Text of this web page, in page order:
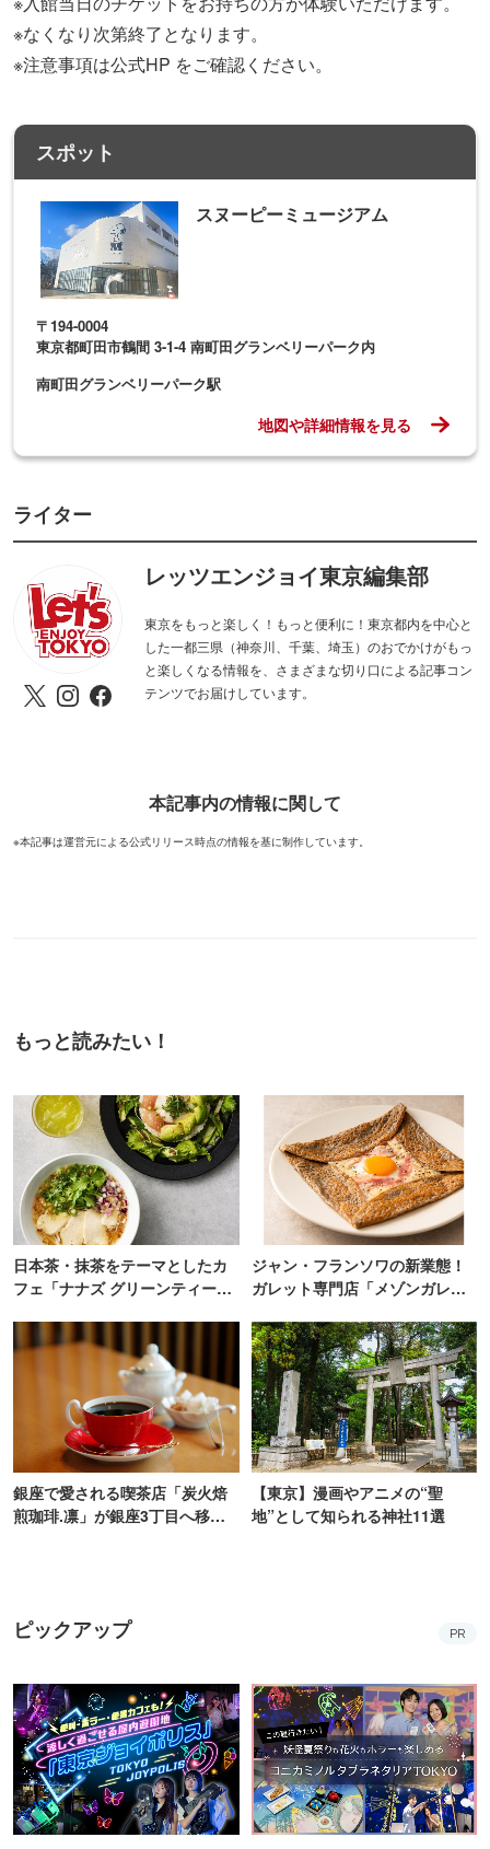
※なくなり次第終了となります。
※注意事項は公式HP をご確認ください。
スポット
スヌーピーミュージアム
〒194-0004
東京都町田市鶴間 3-1-4 南町田グランベリーパーク内
南町田グランベリーパーク駅
地図や詳細情報を見る
ライター
レッツエンジョイ東京編集部
東京をもっと楽しく！もっと便利に！東京都内を中心と
した一都三県（神奈川、千葉、埼玉）のおでかけがもっ
と楽しくなる情報を、さまざまな切り口による記事コン
テンツでお届けしています。
本記事内の情報に関して
※本記事は運営元による公式リリース時点の情報を基に制作しています。
もっと読みたい！
日本茶・抹茶をテーマとしたカ
フェ「ナナズ グリーンティー」
ジャン・フランソワの新業態！
ガレット専門店「メゾンガレッ
銀座で愛される喫茶店「炭火焙
煎珈琲.凛」が銀座3丁目へ移転
【東京】漫画やアニメの“聖
地”として知られる神社11選
ピックアップ PR